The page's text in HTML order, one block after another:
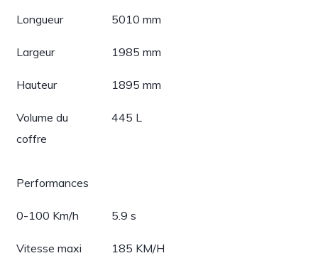
Longueur 5010 mm
Largeur 1985 mm
Hauteur 1895 mm
Volume du
coffre
445 L
Performances
0-100 Km/h 5.9 s
Vitesse maxi 185 KM/H